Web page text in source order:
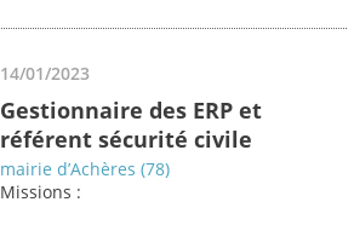
14/01/2023
Gestionnaire des ERP et
référent sécurité civile
mairie d’Achères (78)
Missions :